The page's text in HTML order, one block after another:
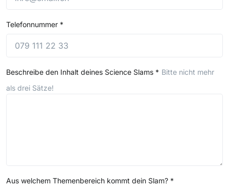
Telefonnummer *
Beschreibe den Inhalt deines Science Slams * Bitte nicht mehr
als drei Sätze!
Aus welchem Themenbereich kommt dein Slam? *